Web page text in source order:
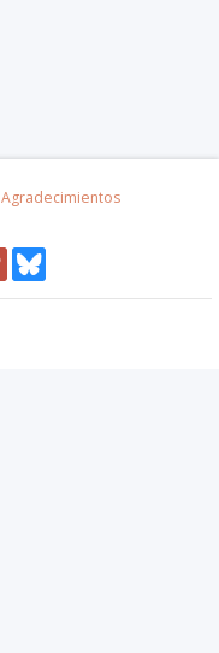
Agradecimientos